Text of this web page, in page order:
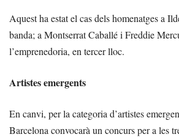
Aquest ha estat el cas dels homenatges a
banda; a Montserrat Caballé i Freddie
l’emprenedoria, en tercer lloc.
Artistes emergents
En canvi, per la categoria d’artistes
Barcelona convocarà un concurs per a les